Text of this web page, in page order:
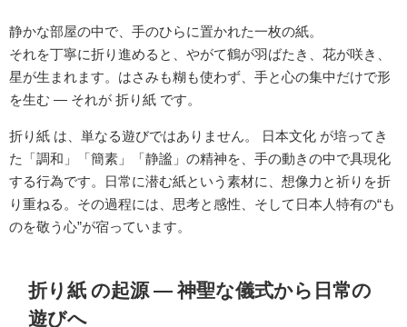
静かな部屋の中で、手のひらに置かれた一枚の紙。
それを丁寧に折り進めると、やがて鶴が羽ばたき、花が咲き、
星が生まれます。はさみも糊も使わず、手と心の集中だけで形
を生む ― それが 折り紙 です。
折り紙 は、単なる遊びではありません。 日本文化 が培ってき
た「調和」「簡素」「静謐」の精神を、手の動きの中で具現化
する行為です。日常に潜む紙という素材に、想像力と祈りを折
り重ねる。その過程には、思考と感性、そして日本人特有の“も
のを敬う心”が宿っています。
折り紙 の起源 ― 神聖な儀式から日常の
遊びへ